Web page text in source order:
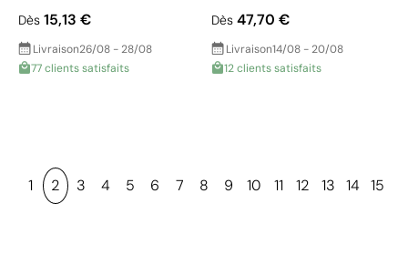
Dès 15,13 €
Livraison26/08 - 28/08
77 clients satisfaits
Dès 47,70 €
Livraison14/08 - 20/08
12 clients satisfaits
1 2 3 4 5 6 7 8 9 10 11 12 13 14 15